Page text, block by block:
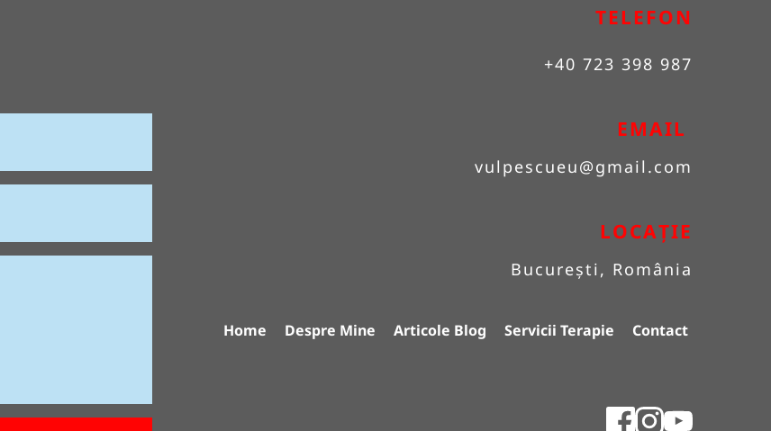
TELEFON
+40 723 398 987
EMAIL
vulpescueu@gmail.com
LOCAȚIE
București, România
Home Despre Mine Articole Blog Servicii Terapie Contact